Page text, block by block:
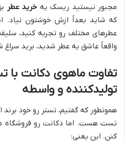
مجبور نیستید ریسک یه خرید عطر
که شاید بعداً ازش خوشتون نیاد.
عطرهای مختلف رو تجربه کنید،
واقعاً عاشق یه عطر شدید، برید
تفاوت ماهوی دکانت با
تولیدکننده و واسطه
همونطور که گفتیم، تستر رو خود
تست هست. اما دکانت رو فروشگاه
کنن. این یعنی: